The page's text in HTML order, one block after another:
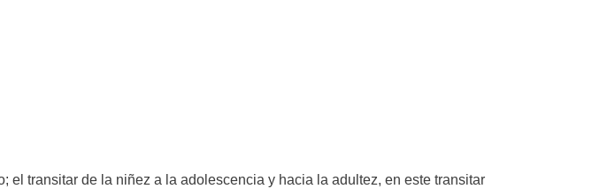
transitar de la niñez a la adolescencia y hacia la adultez, en este transitar